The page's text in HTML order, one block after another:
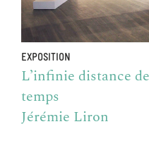
EXPOSITION
L’infinie distance
temps
Jérémie Liron